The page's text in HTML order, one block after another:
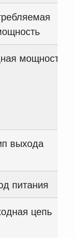
мощность
выхода
питания
цепь